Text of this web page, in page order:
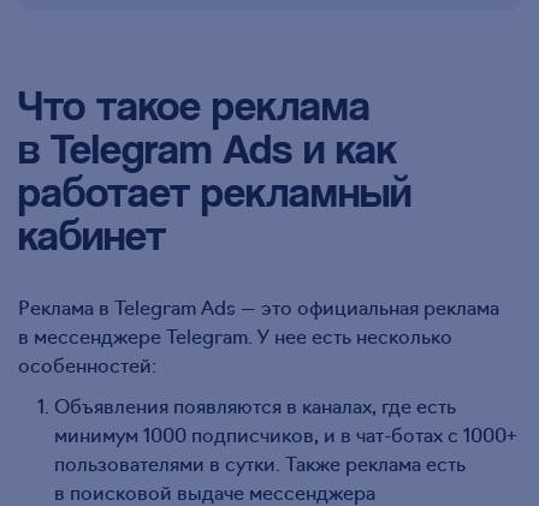
Что такое реклама
в Telegram Ads и как
работает рекламный
кабинет
Реклама в Telegram Ads — это официальная реклама
в мессенджере Telegram. У нее есть несколько
особенностей:
Объявления появляются в каналах, где есть
минимум 1000 подписчиков, и в чат-ботах с 1000+
пользователями в сутки. Также реклама есть
в поисковой выдаче мессенджера